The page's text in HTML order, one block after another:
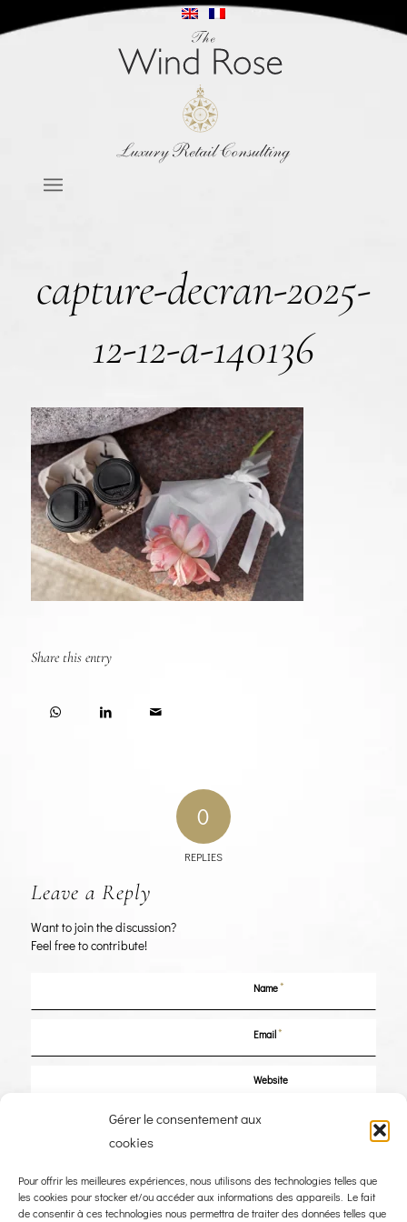
Gérer le consentement aux
cookies
Pour offrir les meilleures expériences, nous utilisons des technologies telles que
les cookies pour stocker et/ou accéder aux informations des appareils. Le fait
de consentir à ces technologies nous permettra de traiter des données telles que
capture-decran-2025-
12-12-a-140136
Share this entry
0
REPLIES
Leave a Reply
Want to join the discussion?
Feel free to contribute!
Name*
Email*
Website
Save my name, email, and website in this browser for the next time I